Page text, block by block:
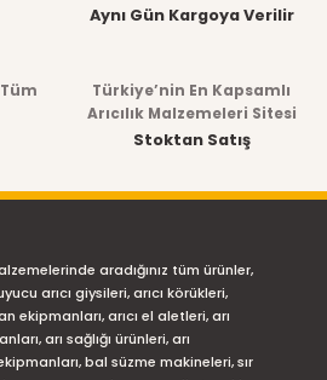
Aynı Gün Kargoya Verilir
Türkiye’nin En Kapsamlı
Arıcılık Malzemeleri Sitesi
Stoktan Satış
aradığınız tüm ürünler,
arıcı giysileri, arıcı körükleri,
ekipmanları, arıcı el aletleri, arı
arı sağlığı ürünleri, arı
bal süzme makineleri, sır